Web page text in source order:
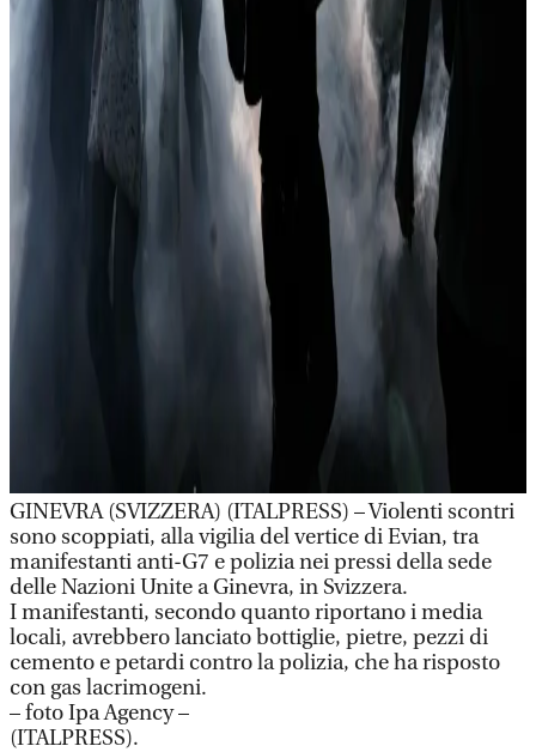
GINEVRA (SVIZZERA) (ITALPRESS) – Violenti scontri
sono scoppiati, alla vigilia del vertice di Evian, tra
manifestanti anti-G7 e polizia nei pressi della sede
delle Nazioni Unite a Ginevra, in Svizzera.
I manifestanti, secondo quanto riportano i media
locali, avrebbero lanciato bottiglie, pietre, pezzi di
cemento e petardi contro la polizia, che ha risposto
con gas lacrimogeni.
– foto Ipa Agency –
(ITALPRESS).